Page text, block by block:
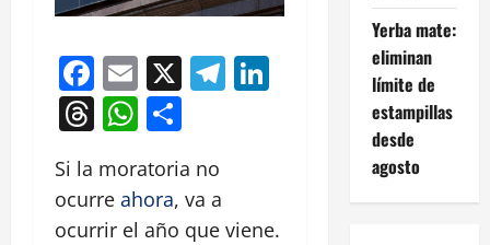
Facebook
Email
X Telegram
LinkedIn
Threads
WhatsApp
Si la moratoria no
ocurre ahora, va a
ocurrir el año que viene.
Yerba mate:
eliminan
límite de
estampillas
desde
agosto